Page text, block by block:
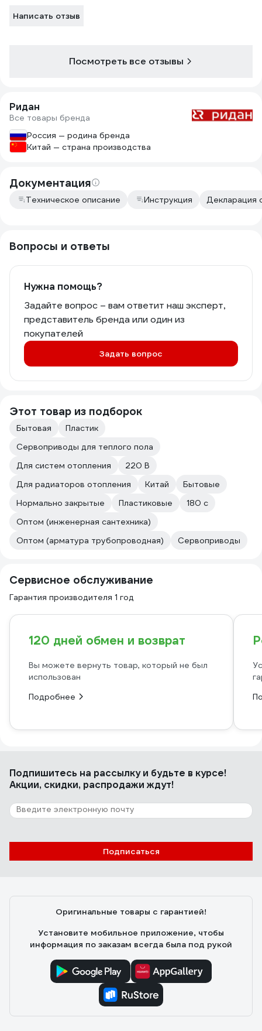
Написать отзыв
Посмотреть все отзывы
Ридан
Все товары бренда
Россия — родина бренда
Китай — страна производства
Документация
Техническое описание Инструкция Декларация
Вопросы и ответы
Нужна помощь?
Задайте вопрос – вам ответит наш эксперт,
представитель бренда или один из
покупателей
Задать вопрос
Этот товар из подборок
Бытовая
Пластик
Сервоприводы для теплого пола
Для систем отопления
220 В
Для радиаторов отопления
Китай
Бытовые
Нормально закрытые
Пластиковые
180 с
Оптом (инженерная сантехника)
Оптом (арматура трубопроводная)
Сервоприводы
Сервисное обслуживание
Гарантия производителя 1 год
120 дней обмен и возврат
Вы можете вернуть товар, который не был
использован
Подробнее
Подпишитесь на рассылкуи будьте в курсе!
Акции, скидки, распродажи ждут!
Подписаться
Оригинальные товары с гарантией!
Установите мобильное приложение, чтобы
информация по заказам всегда была под рукой